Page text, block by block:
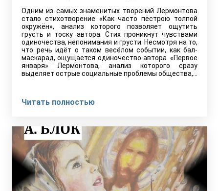
Одним из самых знаменитых творений Лермонтова
стало стихотворение «Как часто пёстрою толпой
окружён», анализ которого позволяет ощутить
грусть и тоску автора. Стих проникнут чувствами
одиночества, непонимания и грусти. Несмотря на то,
что речь идёт о таком весёлом событии, как бал-
маскарад, ощущается одиночество автора. «Первое
января» Лермонтова, анализ которого сразу
выделяет острые социальные проблемы общества,…
Читать полностью